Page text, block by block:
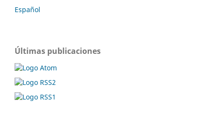
Español
Últimas publicaciones